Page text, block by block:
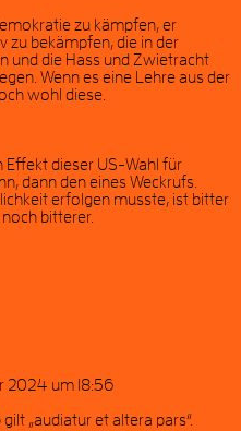
zu kämpfen, er
zu bekämpfen, die in der
und die Hass und Zwietracht
Wenn es eine Lehre aus der
wohl diese.
Effekt dieser US-Wahl für
dann den eines Weckrufs.
erfolgen musste, ist bitter
bitterer.
2024 um 18:56
„audiatur et altera pars“.